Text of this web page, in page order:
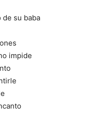
su baba
impide